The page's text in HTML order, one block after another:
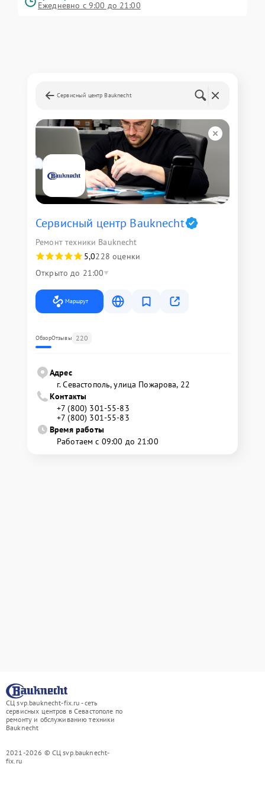
Ежедневно с 9:00 до 21:00
Сервисный центр Bauknecht
Сервисный центр Bauknecht
Ремонт техники Bauknecht
5,0228 оценки
Открыто до 21:00
Маршрут
ОбзорОтзывы 220
Адрес
г. Севастополь, улица Пожарова, 22
Контакты
+7 (800) 301-55-83
+7 (800) 301-55-83
Время работы
Работаем с 09:00 до 21:00
СЦ svp.bauknecht-fix.ru - сеть
сервисных центров в Севастополе по
ремонту и обслуживанию техники
Bauknecht
2021-2026 © СЦ svp.bauknecht-
fix.ru